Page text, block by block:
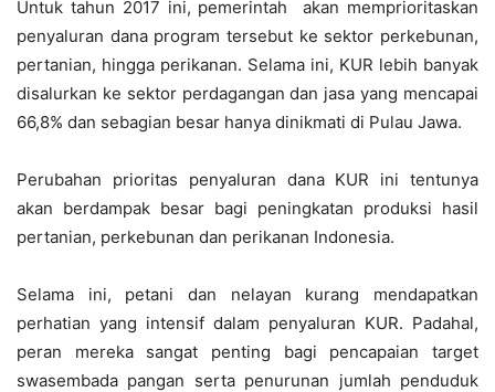
Untuk tahun 2017 ini, pemerintah akan memprioritaskan
penyaluran dana program tersebut ke sektor perkebunan,
pertanian, hingga perikanan. Selama ini, KUR lebih banyak
disalurkan ke sektor perdagangan dan jasa yang mencapai
66,8% dan sebagian besar hanya dinikmati di Pulau Jawa.
Perubahan prioritas penyaluran dana KUR ini tentunya
akan berdampak besar bagi peningkatan produksi hasil
pertanian, perkebunan dan perikanan Indonesia.
Selama ini, petani dan nelayan kurang mendapatkan
perhatian yang intensif dalam penyaluran KUR. Padahal,
peran mereka sangat penting bagi pencapaian target
swasembada pangan serta penurunan jumlah penduduk